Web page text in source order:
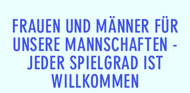
FRAUEN UND MÄNNER FÜR
UNSERE MANNSCHAFTEN -
JEDER SPIELGRAD IST
WILLKOMMEN